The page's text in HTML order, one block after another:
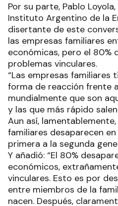
Por su parte, Pablo
Instituto Argentino de la
disertante de este
las empresas familiares
económicas, pero el 80%
problemas vinculares.
“Las empresas familiares
forma de reacción frente
mundialmente que son
y las que más rápido
Aun así,
familiares desaparecen
primera a la segunda
Y añadió: “El 80%
económicos,
vinculares. Esto es por
entre miembros de la
nacen. Después,